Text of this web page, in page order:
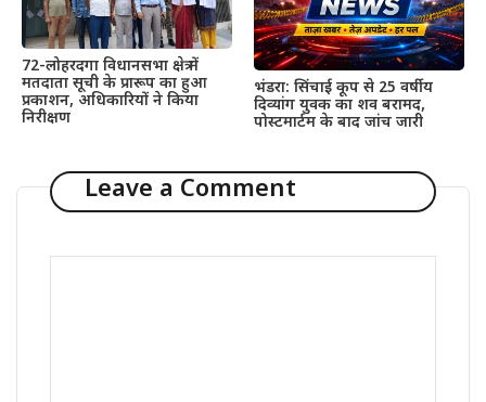
72-लोहरदगा विधानसभा क्षेत्र में
मतदाता सूची के प्रारूप का हुआ
प्रकाशन, अधिकारियों ने किया
निरीक्षण
भंडरा: सिंचाई कूप से 25 वर्षीय
दिव्यांग युवक का शव बरामद,
पोस्टमार्टम के बाद जांच जारी
Leave a Comment